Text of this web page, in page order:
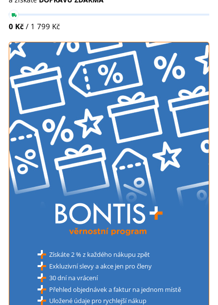
0 Kč / 1 799 Kč
Získáte 2 % z každého nákupu zpět
Exkluzivní slevy a akce jen pro členy
30 dní na vrácení
Přehled objednávek a faktur na jednom místě
Uložené údaje pro rychlejší nákup